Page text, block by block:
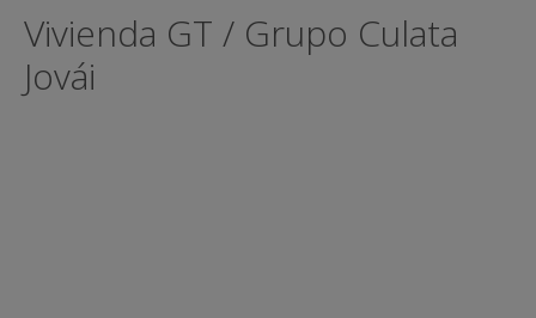
Vivienda GT / Grupo Culata
Jovái